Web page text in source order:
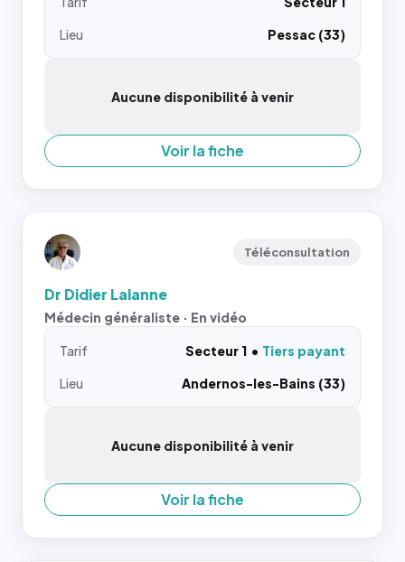
Lieu
Pessac (33)
Aucune disponibilité à venir
Voir la fiche
Téléconsultation
Dr Didier Lalanne
Médecin généraliste · En vidéo
Tarif Secteur 1
Tiers payant
Lieu
Andernos-les-Bains (33)
Aucune disponibilité à venir
Voir la fiche